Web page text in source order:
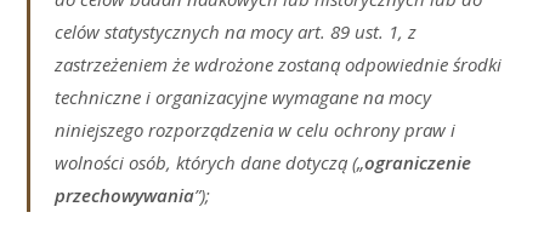
celów statystycznych na mocy art. 89 ust. 1, z
zastrzeżeniem że wdrożone zostaną odpowiednie środki
techniczne i organizacyjne wymagane na mocy
niniejszego rozporządzenia w celu ochrony praw i
wolności osób, których dane dotyczą („ograniczenie
przechowywania”);